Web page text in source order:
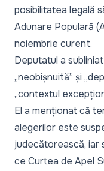
posibilitatea legală
Adunare Populară
noiembrie curent.
Deputatul a
„neobișnuită” și „
„contextul
El a menționat că
alegerilor este
judecătorească, iar
ce Curtea de Apel